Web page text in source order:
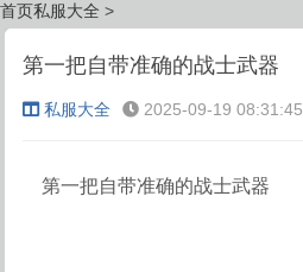
首页 >
私服大全
第一把自带准确的战士武器
私服大全 2025-09-19 08:31:45
第一把自带准确的战士武器